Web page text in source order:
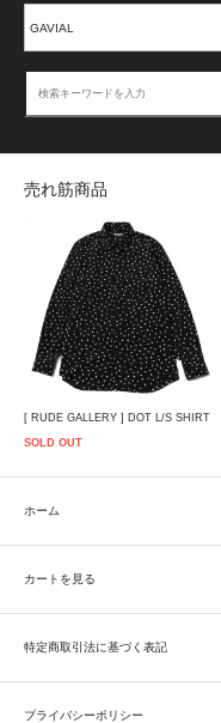
売れ筋商品
[ RUDE GALLERY ] DOT L/S SHIRT
SOLD OUT
ホーム
カートを見る
特定商取引法に基づく表記
プライバシーポリシー